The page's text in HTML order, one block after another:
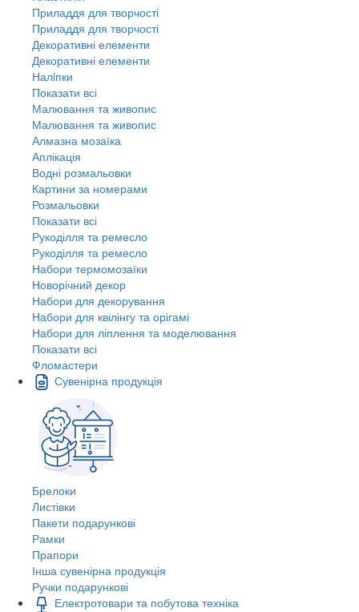
Приладдя для творчості
Приладдя для творчості
Декоративні елементи
Декоративні елементи
Налiпки
Показати всі
Малювання та живопис
Малювання та живопис
Алмазна мозаїка
Аплікація
Водні розмальовки
Картини за номерами
Розмальовки
Показати всі
Рукоділля та ремесло
Рукоділля та ремесло
Набори термомозаїки
Новорічний декор
Набори для декорування
Набори для квілінгу та орігамі
Набори для ліплення та моделювання
Показати всі
Фломастери
Сувенірна продукція
Брелоки
Листівки
Пакети подарункові
Рамки
Прапори
Інша сувенірна продукція
Ручки подарункові
Електротовари та побутова техніка